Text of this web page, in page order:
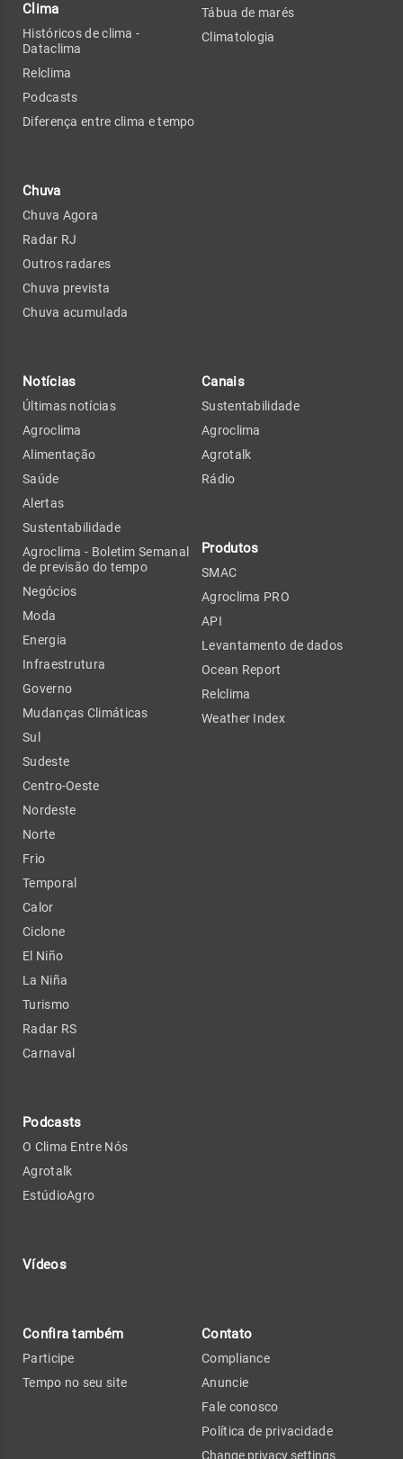
Clima
Históricos de clima -
Dataclima
Relclima
Podcasts
Diferença entre clima e tempo
Chuva
Chuva Agora
Radar RJ
Outros radares
Chuva prevista
Chuva acumulada
Tábua de marés
Climatologia
Notícias
Últimas notícias
Agroclima
Alimentação
Saúde
Alertas
Sustentabilidade
Agroclima - Boletim Semanal
de previsão do tempo
Negócios
Moda
Energia
Infraestrutura
Governo
Mudanças Climáticas
Sul
Sudeste
Centro-Oeste
Nordeste
Norte
Frio
Temporal
Calor
Ciclone
El Niño
La Niña
Turismo
Radar RS
Carnaval
Podcasts
O Clima Entre Nós
Agrotalk
EstúdioAgro
Vídeos
Canais
Sustentabilidade
Agroclima
Agrotalk
Rádio
Produtos
SMAC
Agroclima PRO
API
Levantamento de dados
Ocean Report
Relclima
Weather Index
Confira também
Participe
Tempo no seu site
Contato
Compliance
Anuncie
Fale conosco
Política de privacidade
Change privacy settings